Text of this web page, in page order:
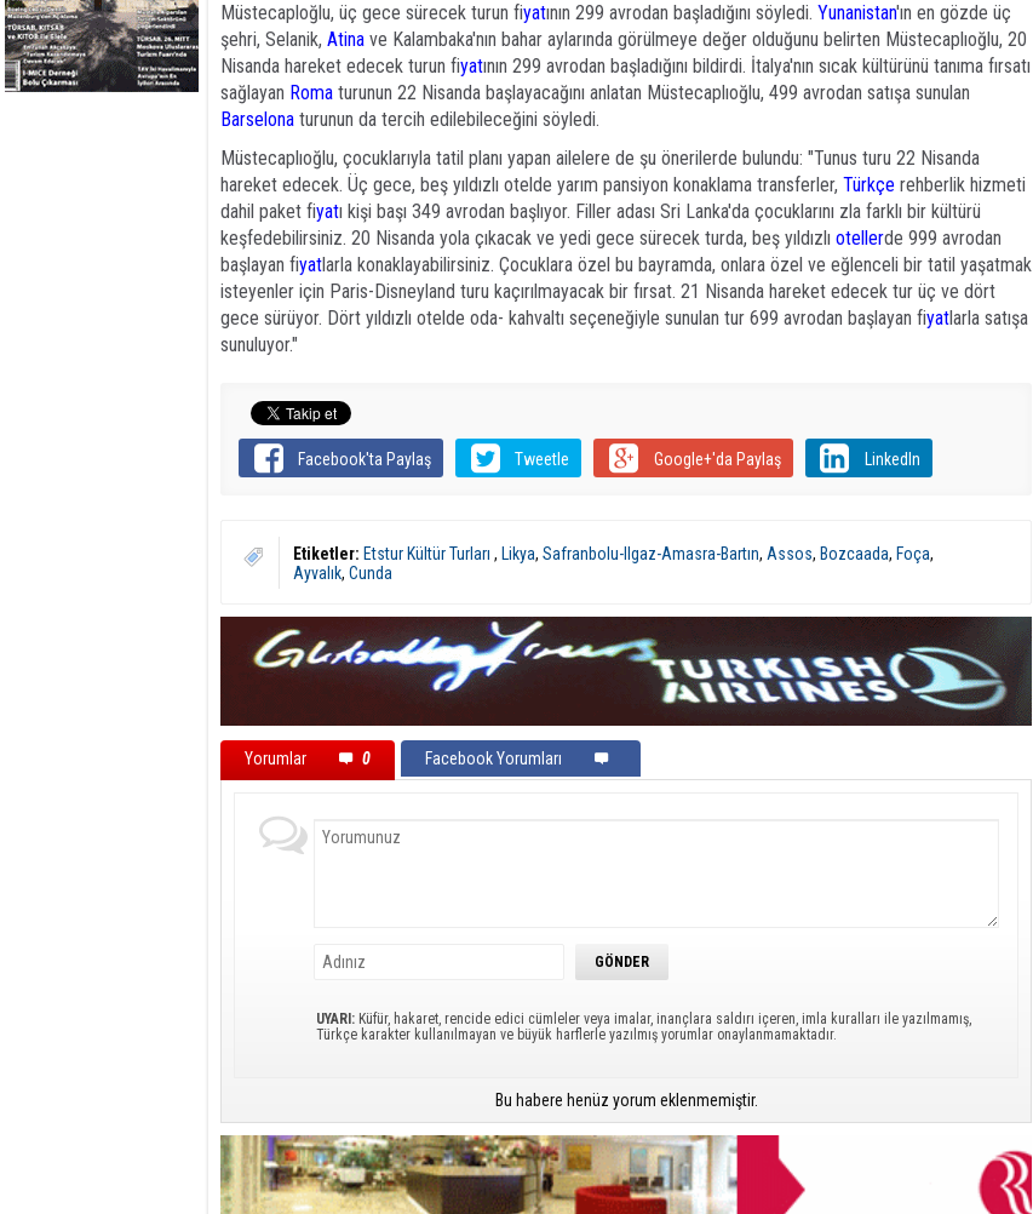
Müstecaploğlu, üç gece sürecek turun fiyatının 299 avrodan başladığını söyledi. Yunanistan'ın en gözde üç
şehri, Selanik, Atina ve Kalambaka'nın bahar aylarında görülmeye değer olduğunu belirten Müstecaplıoğlu, 20
Nisanda hareket edecek turun fiyatının 299 avrodan başladığını bildirdi. İtalya'nın sıcak kültürünü tanıma fırsatı
sağlayan Roma turunun 22 Nisanda başlayacağını anlatan Müstecaplıoğlu, 499 avrodan satışa sunulan
Barselona turunun da tercih edilebileceğini söyledi.
Müstecaplıoğlu, çocuklarıyla tatil planı yapan ailelere de şu önerilerde bulundu: "Tunus turu 22 Nisanda
hareket edecek. Üç gece, beş yıldızlı otelde yarım pansiyon konaklama transferler, Türkçe rehberlik hizmeti
dahil paket fiyatı kişi başı 349 avrodan başlıyor. Filler adası Sri Lanka'da çocuklarını zla farklı bir kültürü
keşfedebilirsiniz. 20 Nisanda yola çıkacak ve yedi gece sürecek turda, beş yıldızlı otellerde 999 avrodan
başlayan fiyatlarla konaklayabilirsiniz. Çocuklara özel bu bayramda, onlara özel ve eğlenceli bir tatil yaşatmak
isteyenler için Paris-Disneyland turu kaçırılmayacak bir fırsat. 21 Nisanda hareket edecek tur üç ve dört
gece sürüyor. Dört yıldızlı otelde oda- kahvaltı seçeneğiyle sunulan tur 699 avrodan başlayan fiyatlarla satışa
sunuluyor."
Facebook'ta Paylaş Tweetle Google+'da Paylaş LinkedIn
Etiketler: Etstur Kültür Turları , Likya, Safranbolu-Ilgaz-Amasra-Bartın, Assos, Bozcaada, Foça,
Ayvalık, Cunda
Yorumlar 0 Facebook Yorumları
UYARI: Küfür, hakaret, rencide edici cümleler veya imalar, inançlara saldırı içeren, imla kuralları ile yazılmamış,
Türkçe karakter kullanılmayan ve büyük harflerle yazılmış yorumlar onaylanmamaktadır.
Bu habere henüz yorum eklenmemiştir.